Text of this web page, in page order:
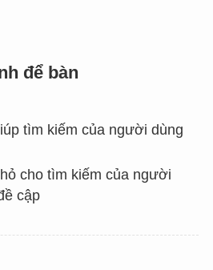
để bàn
tìm kiếm của người dùng
cho tìm kiếm của người
cập